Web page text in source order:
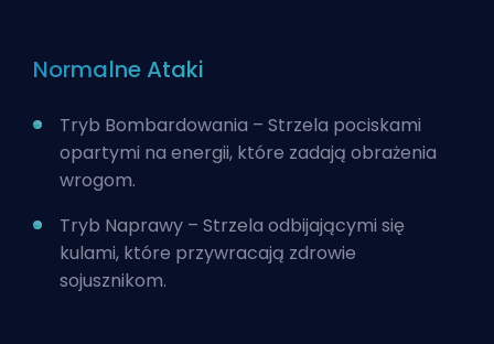
Normalne Ataki
Tryb Bombardowania – Strzela pociskami
opartymi na energii, które zadają obrażenia
wrogom.
Tryb Naprawy – Strzela odbijającymi się
kulami, które przywracają zdrowie
sojusznikom.